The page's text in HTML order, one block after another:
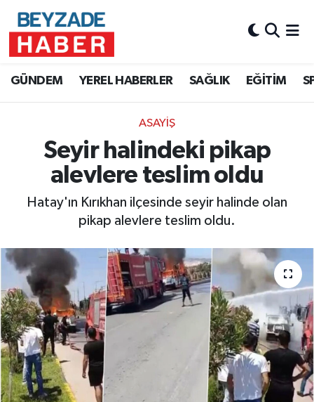
GÜNDEM YEREL HABERLER SAĞLIK EĞİTİM
ASAYİŞ
Seyir halindeki pikap
alevlere teslim oldu
Hatay'ın Kırıkhan ilçesinde seyir halinde olan
pikap alevlere teslim oldu.
Hava Durumu
Süper Lig Puan Durumu ve Fikstür
Tüm Manşetler
Son Dakika Haberleri